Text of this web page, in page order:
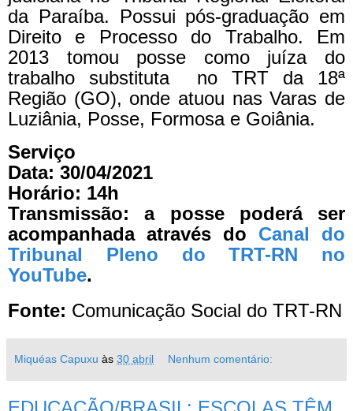
da Paraíba. Possui pós-graduação em
Direito e Processo do Trabalho. Em
2013 tomou posse como juíza do
trabalho substituta no TRT da 18ª
Região (GO), onde atuou nas Varas de
Luziânia, Posse, Formosa e Goiânia.
Serviço
Data: 30/04/2021
Horário: 14h
Transmissão: a posse poderá ser
acompanhada através do Canal do
Tribunal Pleno do TRT-RN no
YouTube.
Fonte: Comunicação Social do TRT-RN
Miquéas Capuxu às 30 abril Nenhum comentário: